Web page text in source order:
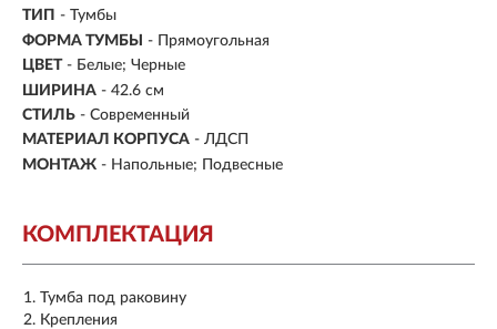
ТИП - Тумбы
ФОРМА ТУМБЫ
- Прямоугольная
ЦВЕТ - Белые; Черные
ШИРИНА - 42.6 см
СТИЛЬ - Современный
МАТЕРИАЛ КОРПУСА - ЛДСП
МОНТАЖ - Напольные; Подвесные
КОМПЛЕКТАЦИЯ
Тумба под раковину
Крепления